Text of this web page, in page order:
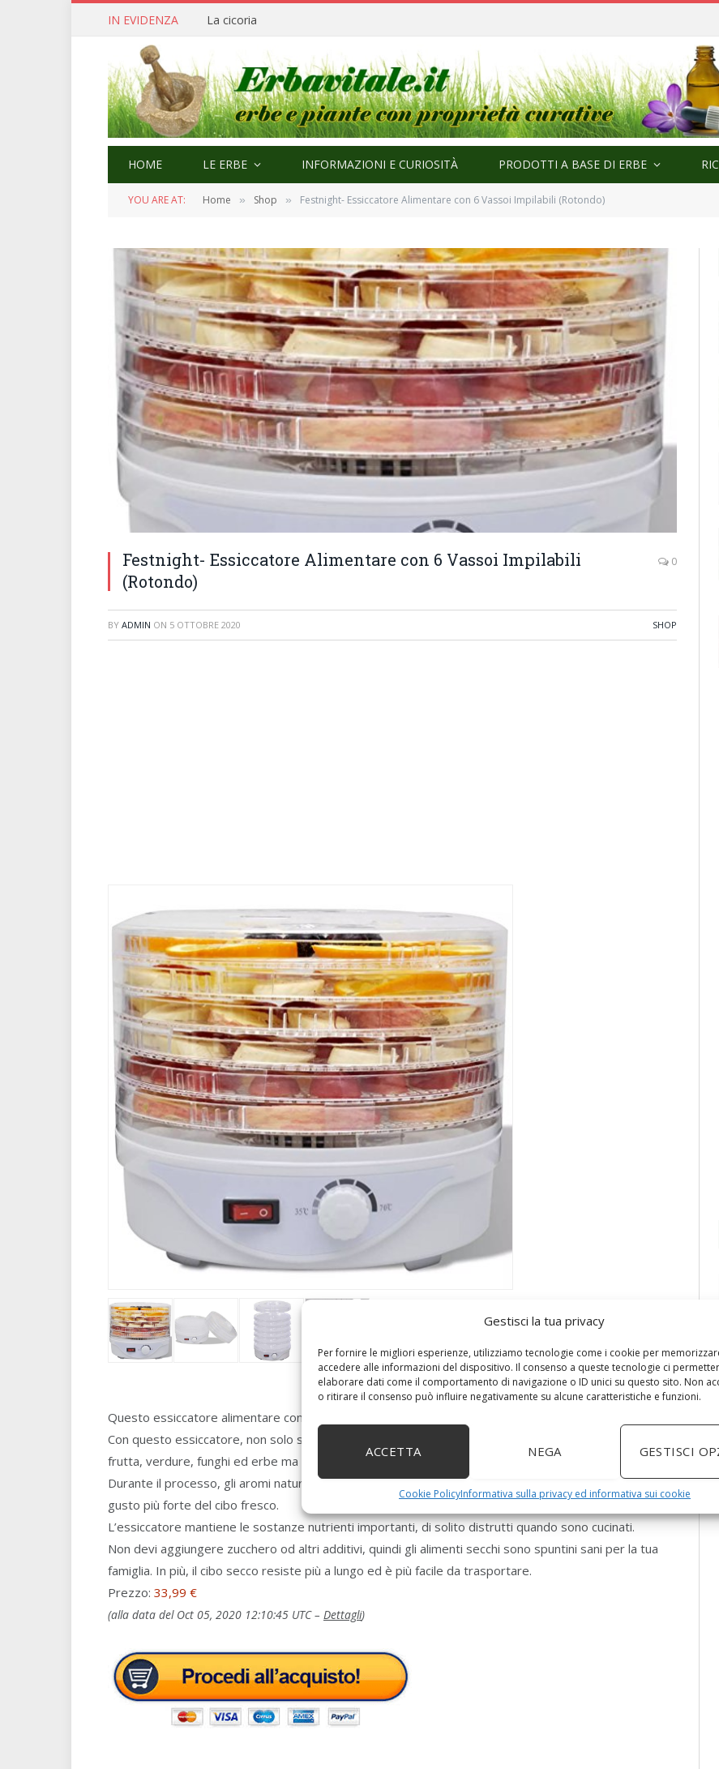
Gestisci la tua privacy
Per fornire le migliori esperienze, utilizziamo tecnologie come i cookie per
accedere alle informazioni del dispositivo. Il consenso a queste tecnologie ci
elaborare dati come il comportamento di navigazione o ID unici su questo sito. Non
o ritirare il consenso può influire negativamente su alcune caratteristiche e funzioni.
ACCETTA NEGA GESTISCI
Cookie PolicyInformativa sulla privacy ed informativa sui cookie
IN EVIDENZA Cerfoglio: bellezza e quaresima
HOME LE ERBE INFORMAZIONI E CURIOSITÀ PRODOTTI A BASE DI ERBE
YOU ARE AT: Home » Shop » Festnight- Essiccatore Alimentare con 6 Vassoi Impilabili (Rotondo)
Festnight- Essiccatore Alimentare con 6 Vassoi Impilabili
(Rotondo)
0
BY ADMIN ON 5 OTTOBRE 2020 SHOP
Questo essiccatore alimentare con 6 vassoi sarà un grande acquisto per la tua cucina.
Con questo essiccatore, non solo sarai capace di seccare con facilità una grande varietà di alimenti,
frutta, verdure, funghi ed erbe ma anche di preparare spuntini sani per la tua famiglia.
Durante il processo, gli aromi naturali e gli zuccheri tendono di essere più concentrati, dando al cibo un
gusto più forte del cibo fresco.
L’essiccatore mantiene le sostanze nutrienti importanti, di solito distrutti quando sono cucinati.
Non devi aggiungere zucchero od altri additivi, quindi gli alimenti secchi sono spuntini sani per la tua
famiglia. In più, il cibo secco resiste più a lungo ed è più facile da trasportare.
Prezzo: 33,99 €
(alla data del Oct 05, 2020 12:10:45 UTC – Dettagli)